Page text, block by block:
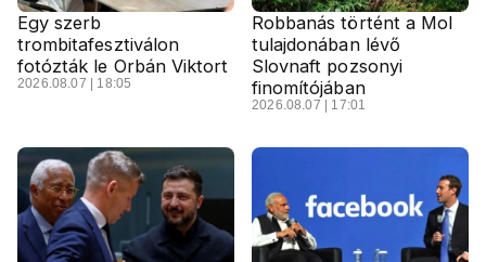
Egy szerb
trombitafesztiválon
fotózták le Orbán Viktort
2026.08.07 | 18:05
Robbanás történt a Mol
tulajdonában lévő
Slovnaft pozsonyi
finomítójában
2026.08.07 | 17:01